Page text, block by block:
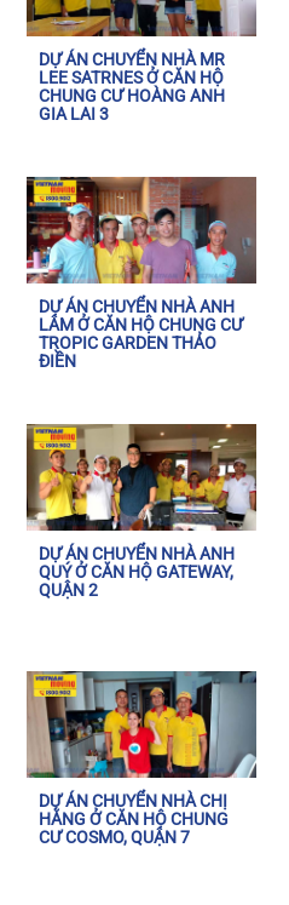
DỰ ÁN CHUYỂN NHÀ MR
LEE SATRNES Ở CĂN HỘ
CHUNG CƯ HOÀNG ANH
GIA LAI 3
DỰ ÁN CHUYỂN NHÀ ANH
LÂM Ở CĂN HỘ CHUNG CƯ
TROPIC GARDEN THẢO
ĐIỀN
DỰ ÁN CHUYỂN NHÀ ANH
QUÝ Ở CĂN HỘ GATEWAY,
QUẬN 2
DỰ ÁN CHUYỂN NHÀ CHỊ
HẰNG Ở CĂN HỘ CHUNG
CƯ COSMO, QUẬN 7